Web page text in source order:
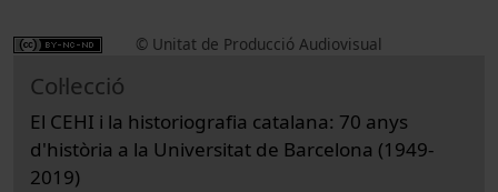
© Unitat de Producció Audiovisual
Col·lecció
El CEHI i la historiografia catalana: 70 anys
d'història a la Universitat de Barcelona (1949-
2019)